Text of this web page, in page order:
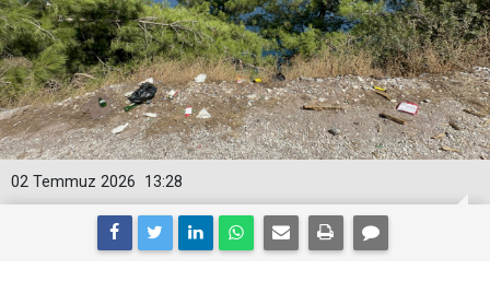
13:28
02 Temmuz 2026